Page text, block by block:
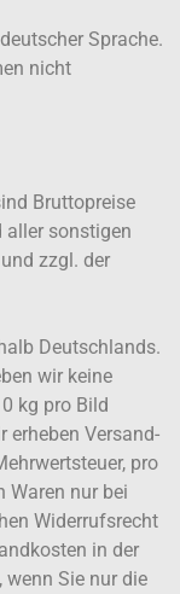
Sprache.
nicht
Bruttopreise
aller sonstigen
zzgl. der
Deutschlands.
wir keine
kg pro Bild
erheben Versand-
pro
Waren nur bei
Widerrufsrecht
in der
wenn Sie nur die